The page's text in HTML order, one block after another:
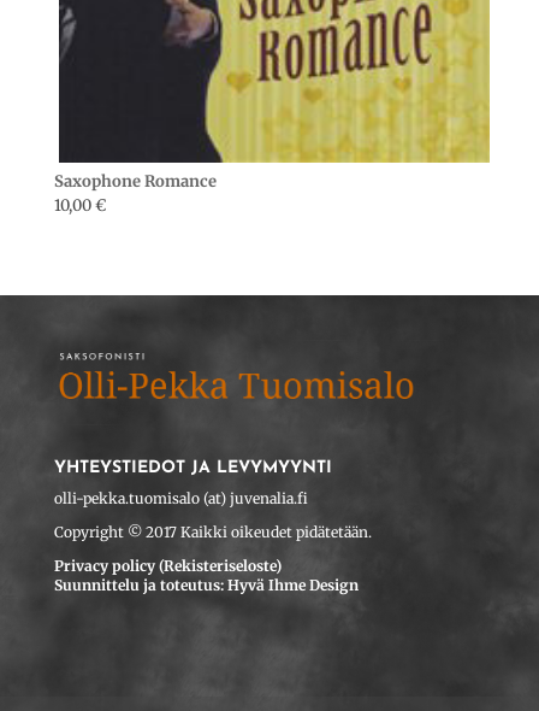
Saxophone Romance
10,00€
YHTEYSTIEDOT JA LEVYMYYNTI
olli-pekka.tuomisalo (at) juvenalia.fi
Copyright © 2017 Kaikki oikeudet pidätetään.
Privacy policy (Rekisteriseloste)
Suunnittelu ja toteutus: Hyvä Ihme Design